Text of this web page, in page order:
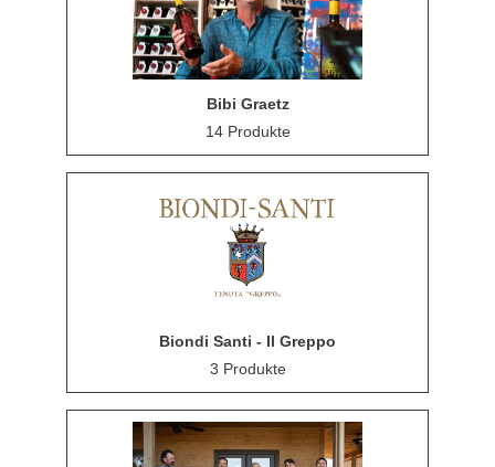
Bibi Graetz
14 Produkte
Biondi Santi - Il Greppo
3 Produkte